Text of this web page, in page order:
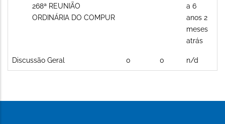
novos
posts
268ª REUNIÃO
ORDINÁRIA DO COMPUR
a 6
anos 2
meses
atrás
Sem
novos
Discussão Geral 0 0 n/d